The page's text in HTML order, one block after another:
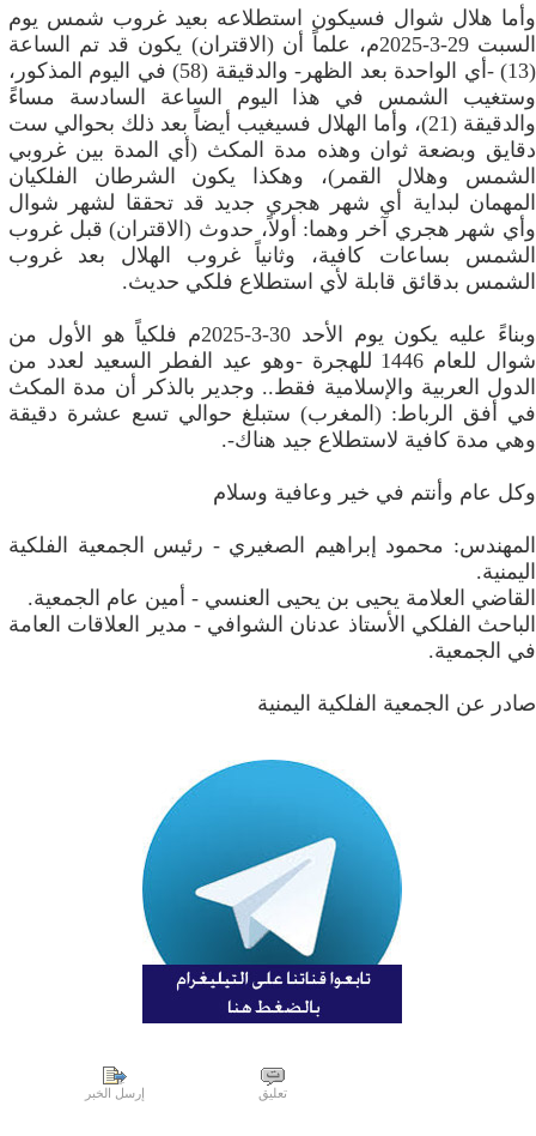
وأما هلال شوال فسيكون استطلاعه بعيد غروب شمس يوم
السبت 29-3-2025م، علماً أن (الاقتران) يكون قد تم الساعة
(13) -أي الواحدة بعد الظهر- والدقيقة (58) في اليوم المذكور،
وستغيب الشمس في هذا اليوم الساعة السادسة مساءً
والدقيقة (21)، وأما الهلال فسيغيب أيضاً بعد ذلك بحوالي ست
دقايق وبضعة ثوان وهذه مدة المكث (أي المدة بين غروبي
الشمس وهلال القمر)، وهكذا يكون الشرطان الفلكيان
المهمان لبداية أي شهر هجري جديد قد تحققا لشهر شوال
وأي شهر هجري آخر وهما: أولاً، حدوث (الاقتران) قبل غروب
الشمس بساعات كافية، وثانياً غروب الهلال بعد غروب
الشمس بدقائق قابلة لأي استطلاع فلكي حديث.
وبناءً عليه يكون يوم الأحد 30-3-2025م فلكياً هو الأول من
شوال للعام 1446 للهجرة -وهو عيد الفطر السعيد لعدد من
الدول العربية والإسلامية فقط.. وجدير بالذكر أن مدة المكث
في أفق الرباط: (المغرب) ستبلغ حوالي تسع عشرة دقيقة
وهي مدة كافية لاستطلاع جيد هناك-.
وكل عام وأنتم في خير وعافية وسلام
المهندس: محمود إبراهيم الصغيري - رئيس الجمعية الفلكية
اليمنية.
القاضي العلامة يحيى بن يحيى العنسي - أمين عام الجمعية.
الباحث الفلكي الأستاذ عدنان الشوافي - مدير العلاقات العامة
في الجمعية.
صادر عن الجمعية الفلكية اليمنية
تعليق إرسل الخبر